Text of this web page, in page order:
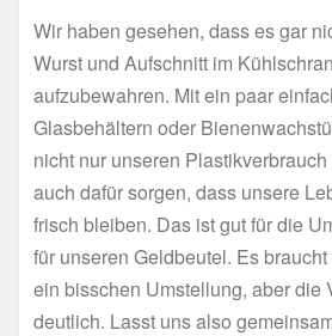
Wir haben gesehen, dass es gar
Wurst und Aufschnitt im
aufzubewahren. Mit ein paar
Glasbehältern oder
nicht nur unseren
auch dafür sorgen, dass unsere
frisch bleiben. Das ist gut für die
für unseren Geldbeutel. Es
ein bisschen Umstellung, aber die
deutlich. Lasst uns also